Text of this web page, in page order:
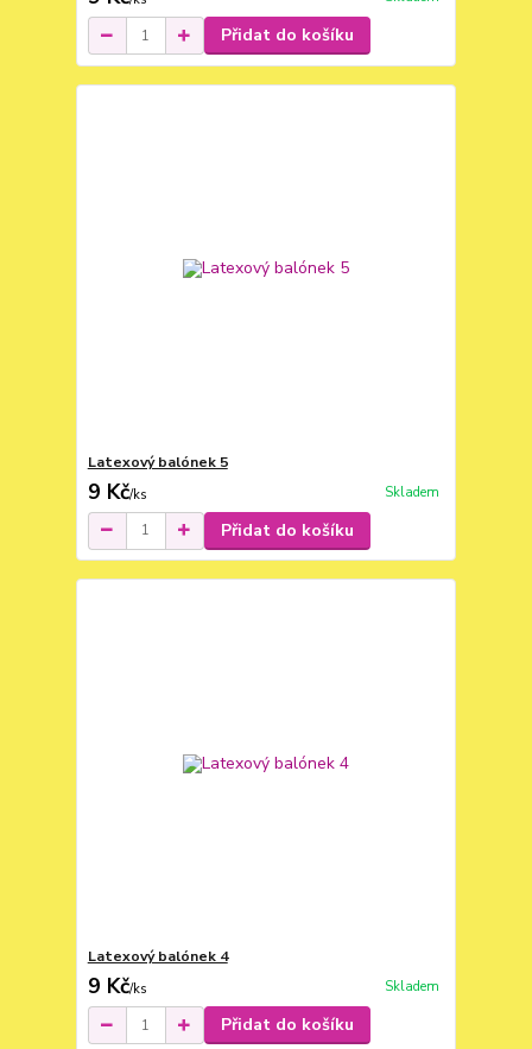
Přidat do košíku
Latexový balónek 5
9 Kč/ks Skladem
Přidat do košíku
Latexový balónek 4
9 Kč/ks Skladem
Přidat do košíku